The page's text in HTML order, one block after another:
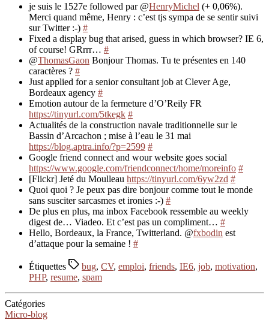
je suis le 1527e followed par @HenryMichel (+ 0,06%).
Merci quand même, Henry : c’est tjs sympa de se sentir suivi
sur Twitter :-) #
Fixed a display bug that arised, guess in which browser? IE 6,
of course! GRrrr… #
@ThomasGaon Bonjour Thomas. Tu te présentes en 140
caractères ? #
Just applied for a senior consultant job at Clever Age,
Bordeaux agency #
Emotion autour de la fermeture d’O’Reily FR
https://tinyurl.com/5tkegk #
Actualités de la construction navale traditionnelle sur le
Bassin d’Arcachon ; mise à l’eau le 31 mai
https://blog.aptra.info/?p=2599 #
Google friend connect and wour website goes social
https://www.google.com/friendconnect/home/moreinfo #
[Flickr] Jeté du Moulleau https://tinyurl.com/6yw2zd #
Quoi quoi ? Je peux pas dire bonjour comme tout le monde
sans susciter sarcasmes et ironies :-) #
De plus en plus, ma inbox Facebook ressemble au weekly
digest de… Viadeo. Et c’est pas un compliment… #
Hello, Bordeaux, la France, Twitterland. @fxbodin est
d’attaque pour la semaine ! #
Étiquettes bug, CV, emploi, friends, IE6, job, motivation,
PHP, resume, spam
Catégories
Micro-blog